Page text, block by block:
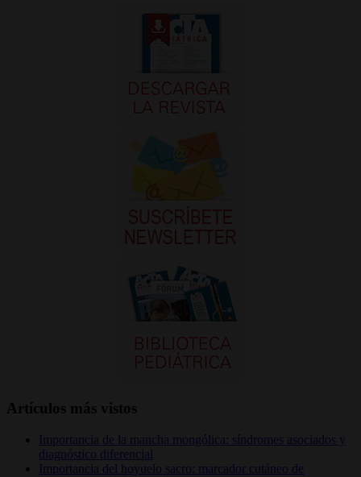
Artículos más vistos
Importancia de la mancha mongólica: síndromes asociados y
diagnóstico diferencial
Importancia del hoyuelo sacro: marcador cutáneo de